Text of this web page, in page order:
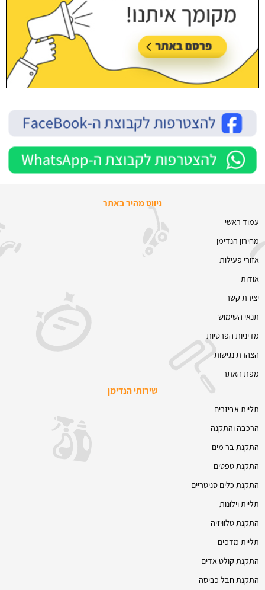
ניווט מהיר באתר
עמוד ראשי
מחירון הנדימן
אזורי פעילות
אודות
יצירת קשר
תנאי השימוש
מדיניות הפרטיות
הצהרת נגישות
מפת האתר
שירותי הנדימן
תליית אביזרים
הרכבה והתקנה
התקנת בר מים
התקנת טפטים
התקנת כלים סניטריים
תליית וילונות
התקנת טלוויזיה
תליית מדפים
התקנת קולט אדים
התקנת חבל כביסה